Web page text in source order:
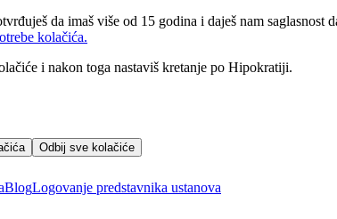
da imaš više od 15 godina i daješ nam
kolačića.
i nakon toga nastaviš kretanje po Hipokratiji.
Odbij sve kolačiće
BlogLogovanje predstavnika ustanova